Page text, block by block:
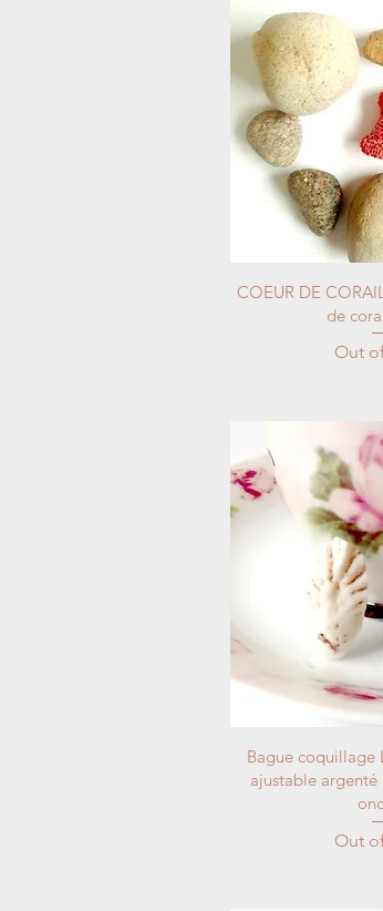
COEUR DE
de
Out
Bague coquillage
ajustable
Out